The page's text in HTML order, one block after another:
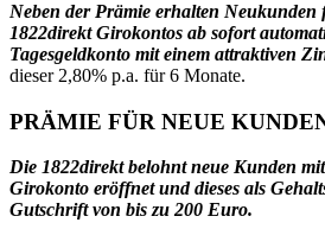
Neben der Prämie erhalten
1822direkt Girokontos ab sofort
Tagesgeldkonto mit einem attraktiven
dieser 2,80% p.a. für 6 Monate.
PRÄMIE FÜR NEUE
Die 1822direkt belohnt neue Kunden
Girokonto eröffnet und dieses als
Gutschrift von bis zu 200 Euro.